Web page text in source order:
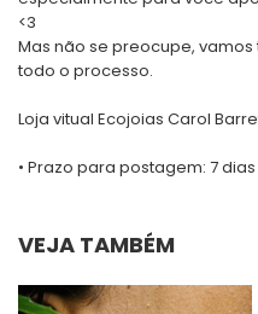
<3
Mas não se preocupe,
todo o processo.
Loja vitual Ecojoias Carol
• Prazo para postagem: 7
VEJA TAMBÉM